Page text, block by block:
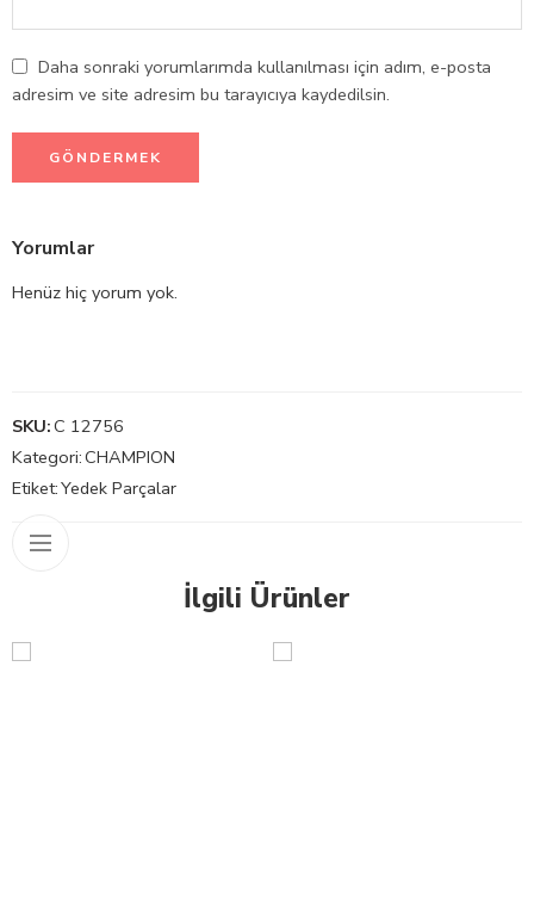
Daha sonraki yorumlarımda kullanılması için adım, e-posta
adresim ve site adresim bu tarayıcıya kaydedilsin.
Yorumlar
Henüz hiç yorum yok.
SKU:C 12756
Kategori:CHAMPION
Etiket:Yedek Parçalar
İlgili Ürünler